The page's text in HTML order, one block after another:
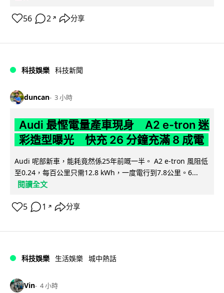
56 2 ↗ 分享
科技娛樂 科技新聞
duncan 3 小時
Audi 最慳電量產車現身 A2 e-tron 迷
彩造型曝光 快充 26 分鐘充滿 8 成電
Audi 呢部新車，能耗竟然係25年前嘅一半。 A2 e-tron 風阻低
至0.24，每百公里只需12.8 kWh，一度電行到7.8公里。6...
閱讀全文
5 1 ↗ 分享
科技娛樂 生活娛樂 城中熱話
Vin 4 小時